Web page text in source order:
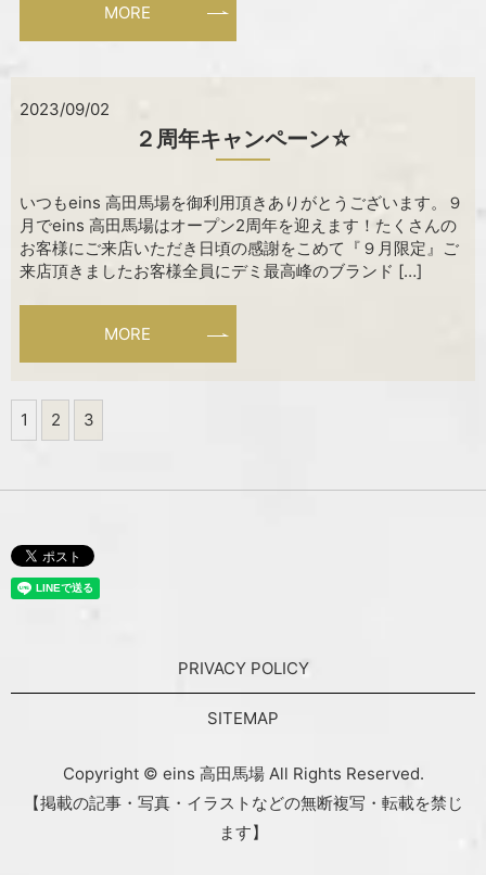
MORE
2023/09/02
２周年キャンペーン☆
いつもeins 高田馬場を御利用頂きありがとうございます。９
月でeins 高田馬場はオープン2周年を迎えます！たくさんの
お客様にご来店いただき日頃の感謝をこめて『９月限定』ご
来店頂きましたお客様全員にデミ最高峰のブランド […]
MORE
1 2 3
PRIVACY POLICY
SITEMAP
Copyright © eins 高田馬場 All Rights Reserved.
【掲載の記事・写真・イラストなどの無断複写・転載を禁じ
ます】